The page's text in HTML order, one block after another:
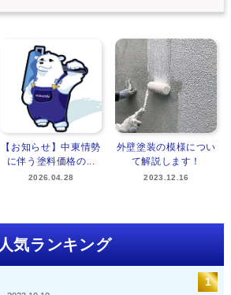
【お知らせ】中東情勢
に伴う塗料価格の...
2026.04.28
外壁塗装の模様につい
て解説します！
2023.12.16
人気ランキング